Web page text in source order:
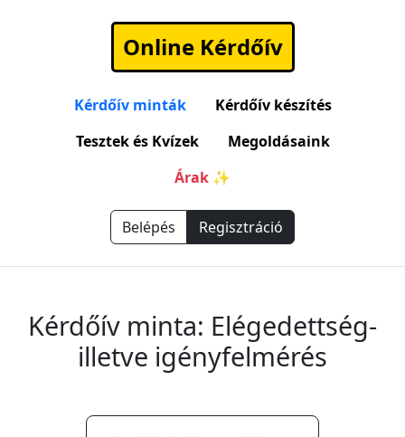
Online Kérdőív
Kérdőív minták
Kérdőív készítés
Tesztek és Kvízek
Megoldásaink
Árak ✨
Belépés Regisztráció
Kérdőív minta: Elégedettség-
illetve igényfelmérés